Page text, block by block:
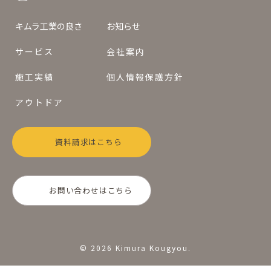
キムラ工業の良さ
サービス
施工実績
アウトドア
お知らせ
会社案内
個人情報保護方針
資料請求はこちら
お問い合わせはこちら
© 2026 Kimura Kougyou.